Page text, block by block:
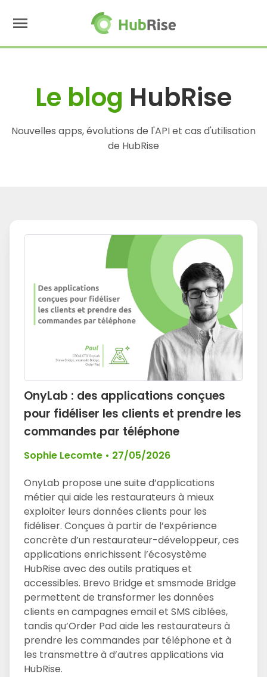
menu
Le blog HubRise
Nouvelles apps, évolutions de l'API et cas d'utilisation
de HubRise
OnyLab : des applications conçues
pour fidéliser les clients et prendre les
commandes par téléphone
Sophie Lecomte • 27/05/2026
OnyLab propose une suite d’applications
métier qui aide les restaurateurs à mieux
exploiter leurs données clients pour les
fidéliser. Conçues à partir de l’expérience
concrète d’un restaurateur-développeur, ces
applications enrichissent l’écosystème
HubRise avec des outils pratiques et
accessibles. Brevo Bridge et smsmode Bridge
permettent de transformer les données
clients en campagnes email et SMS ciblées,
tandis qu’Order Pad aide les restaurateurs à
prendre les commandes par téléphone et à
les transmettre à d’autres applications via
HubRise.